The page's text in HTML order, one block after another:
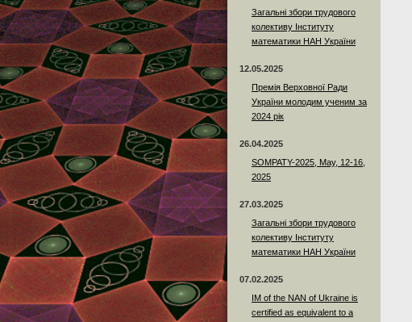
Загальні збори трудового
колективу Інституту
математики НАН України
12.05.2025
Премія Верховної Ради
України молодим ученим за
2024 рік
26.04.2025
SOMPATY-2025, May, 12-16,
2025
27.03.2025
Загальні збори трудового
колективу Інституту
математики НАН України
07.02.2025
IM of the NAN of Ukraine is
certified as equivalent to a